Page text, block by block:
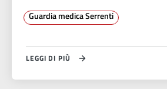
Guardia medica Serrenti
LEGGI DI PIÙ